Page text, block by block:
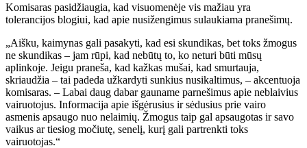
Komisaras pasidžiaugia, kad visuomenėje vis mažiau yra
tolerancijos blogiui, kad apie nusižengimus sulaukiama pranešimų.
„Aišku, kaimynas gali pasakyti, kad esi skundikas, bet toks žmogus
ne skundikas – jam rūpi, kad nebūtų to, ko neturi būti mūsų
aplinkoje. Jeigu praneša, kad kažkas mušai, kad smurtauja,
skriaudžia – tai padeda užkardyti sunkius nusikaltimus, – akcentuoja
komisaras. – Labai daug dabar gauname parnešimus apie neblaivius
vairuotojus. Informacija apie išgėrusius ir sėdusius prie vairo
asmenis apsaugo nuo nelaimių. Žmogus taip gal apsaugotas ir savo
vaikus ar tiesiog močiutę, senelį, kurį gali partrenkti toks
vairuotojas.“